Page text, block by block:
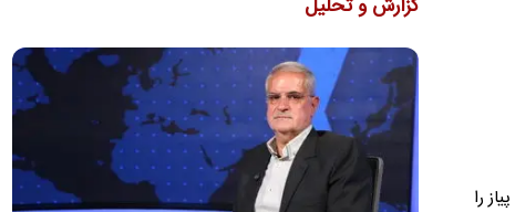
را
ارزان‌ترین گوشی اپل در بازار موبایل با قیمت ۱۶۰ میلیون تومان به
فروش می‌رسد
بارش برف در نیوزیلند
بارش برف و یخبندان، مقام‌های محلی نیوزیلند را ناچار به بستن
برخی جاده‌ها و تعطیلی مدارس کرد.
گزارش و تحلیل